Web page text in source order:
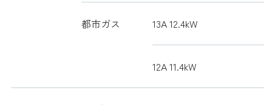
都市ガス 13A 12.4kW
12A 11.4kW